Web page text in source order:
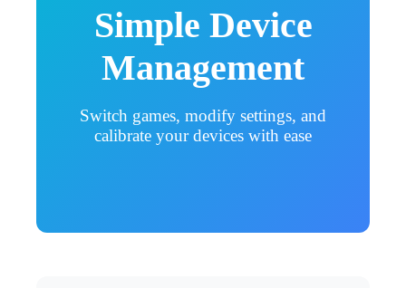
Simple Device
Management
Switch games, modify settings, and
calibrate your devices with ease